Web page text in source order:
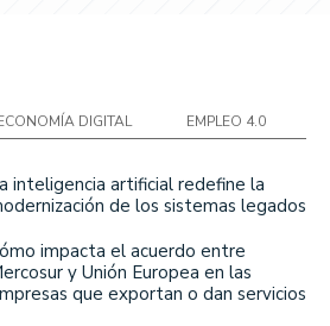
DIGITAL EMPLEO 4.0
inteligencia artificial redefine la
de los sistemas legados
impacta el acuerdo entre
y Unión Europea en las
que exportan o dan servicios